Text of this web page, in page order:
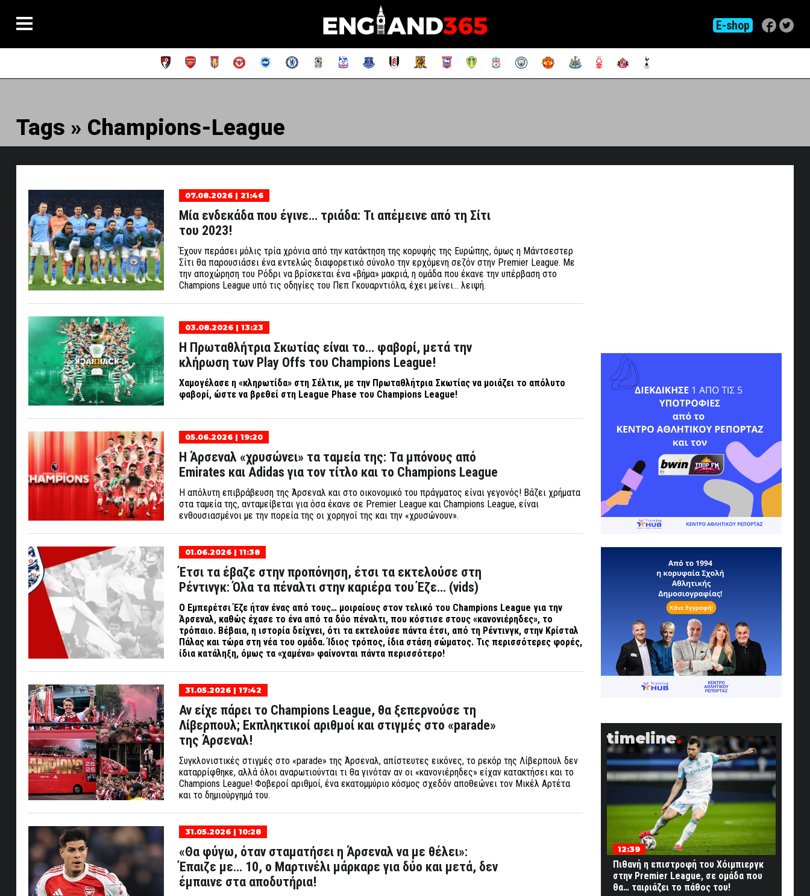
E-shop
Tags » Champions-League
07.08.2026 | 21:46
Μία ενδεκάδα που έγινε… τριάδα: Τι απέμεινε από τη Σίτι
του 2023!
Έχουν περάσει μόλις τρία χρόνια από την κατάκτηση της κορυφής της Ευρώπης, όμως η Μάντσεστερ
Σίτι θα παρουσιάσει ένα εντελώς διαφορετικό σύνολο την ερχόμενη σεζόν στην Premier League. Με
την αποχώρηση του Ρόδρι να βρίσκεται ένα «βήμα» μακριά, η ομάδα που έκανε την υπέρβαση στο
Champions League υπό τις οδηγίες του Πεπ Γκουαρντιόλα, έχει μείνει… λειψή.
03.08.2026 | 13:23
Η Πρωταθλήτρια Σκωτίας είναι το… φαβορί, μετά την
κλήρωση των Play Offs του Champions League!
Χαμογέλασε η «κληρωτίδα» στη Σέλτικ, με την Πρωταθλήτρια Σκωτίας να μοιάζει το απόλυτο
φαβορί, ώστε να βρεθεί στη League Phase του Champions League!
05.06.2026 | 19:20
Η Άρσεναλ «χρυσώνει» τα ταμεία της: Τα μπόνους από
Emirates και Adidas για τον τίτλο και το Champions League
Η απόλυτη επιβράβευση της Άρσεναλ και στο οικονομικό του πράγματος είναι γεγονός! Βάζει χρήματα
στα ταμεία της, ανταμείβεται για όσα έκανε σε Premier League και Champions League, είναι
ενθουσιασμένοι με την πορεία της οι χορηγοί της και την «χρυσώνουν».
01.06.2026 | 11:38
Έτσι τα έβαζε στην προπόνηση, έτσι τα εκτελούσε στη
Ρέντινγκ: Όλα τα πέναλτι στην καριέρα του Έζε… (vids)
Ο Εμπερέτσι Έζε ήταν ένας από τους… μοιραίους στον τελικό του Champions League για την
Άρσεναλ, καθώς έχασε το ένα από τα δύο πέναλτι, που κόστισε στους «κανονιέρηδες», το
τρόπαιο. Βέβαια, η ιστορία δείχνει, ότι τα εκτελούσε πάντα έτσι, από τη Ρέντινγκ, στην Κρίσταλ
Πάλας και τώρα στη νέα του ομάδα. Ίδιος τρόπος, ίδια στάση σώματος. Τις περισσότερες φορές,
ίδια κατάληξη, όμως τα «χαμένα» φαίνονται πάντα περισσότερο!
31.05.2026 | 17:42
Αν είχε πάρει το Champions League, θα ξεπερνούσε τη
Λίβερπουλ; Εκπληκτικοί αριθμοί και στιγμές στο «parade»
της Άρσεναλ!
Συγκλονιστικές στιγμές στο «parade» της Άρσεναλ, απίστευτες εικόνες, το ρεκόρ της Λίβερπουλ δεν
καταρρίφθηκε, αλλά όλοι αναρωτιούνται τι θα γινόταν αν οι «κανονιέρηδες» είχαν κατακτήσει και το
Champions League! Φοβεροί αριθμοί, ένα εκατομμύριο κόσμος σχεδόν αποθεώνει τον Μικέλ Αρτέτα
και το δημιούργημά του.
31.05.2026 | 10:28
«Θα φύγω, όταν σταματήσει η Άρσεναλ να με θέλει»:
Έπαιζε με… 10, ο Μαρτινέλι μάρκαρε για δύο και μετά, δεν
έμπαινε στα αποδυτήρια!
timeline
12:39
Πιθανή η επιστροφή του Χόιμπιεργκ
στην Premier League, σε ομάδα που
θα… ταιριάζει το πάθος του!